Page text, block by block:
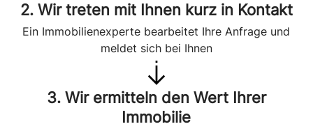
2. Wir treten mit Ihnen kurz in Kontakt
Ein Immobilienexperte bearbeitet Ihre Anfrage und
meldet sich bei Ihnen
3. Wir ermitteln den Wert Ihrer
Immobilie